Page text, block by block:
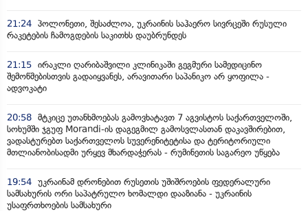
21:24 პოლონეთი, შესაძლოა, უკრაინის საჰაერო სივრცეში რუსული
რაკეტების ჩამოგდების საკითხს დაუბრუნდეს
21:15 ირაკლი ღარიბაშვილი კლინიკაში გეგმური სამედიცინო
შემოწმებისთვის გადაიყვანეს, არავითარი საპანიკო არ ყოფილა -
ადვოკატი
20:58 მტკიცე უთანხმოებას გამოვხატავთ 7 აგვისტოს საქართველოში,
სოხუმში ჯგუფ Morandi-ის დაგეგმილ გამოსვლასთან დაკავშირებით,
ვადასტურებთ საქართველოს სუვერენიტეტისა და ტერიტორიული
მთლიანობისადმი ურყევ მხარდაჭერას - რუმინეთის საგარეო უწყება
19:54 უკრაინამ დრონებით რუსეთის უშიშროების ფედერალური
სამსახურის ორი საპატრულო ხომალდი დააზიანა - უკრაინის
უსაფრთხოების სამსახური